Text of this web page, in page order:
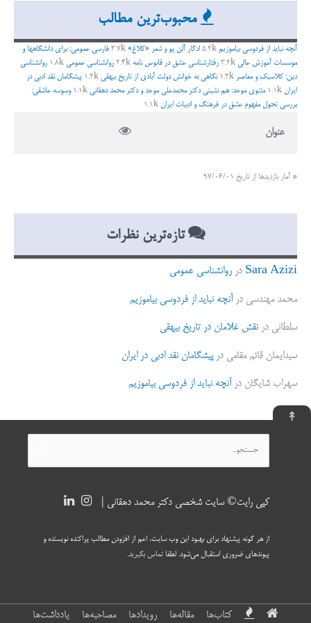
ب
ر
ا
محبوب‌ترین مطالب
آنچه نباید از فردوسی بیاموزیم ادگار آلن پو و شعر «کلاغ»
فارسی عمومی: برای دانشگاهها و
موسسات آموزش عالی
رفتارشناسی عشق در قابوس نامه روانشناسی عمومی
روانشناسی
دین: کلاسیک و معاصر
نگاهی به خوانش دولت آبادی از تاریخ بیهقی
پیشگامان نقد ادبی در
ایران
مثنوی موحد: هم نشینی دکتر محمدعلی موحد و دکتر محمد دهقانی
وسوسه عاشقی:
بررسی تحول مفهوم عشق در فرهنگ و ادبیات ایران
عنوان
* آمار بازدیدها از تاریخ 97/06/01
تازه‌ترین نظرات
Sara Azizi در روانشناسی عمومی
محمد مهندسی در آنچه نباید از فردوسی بیاموزیم
سلطانی در نقش غلامان در تاریخ بیهقی
سیدایمان قائم مقامی درپیشگامان نقد ادبی در ایران
سهراب شایگان در آنچه نباید از فردوسی بیاموزیم
برای:
↟
کپی رایت© سایت شخصی دکتر محمد دهقانی |
از هر گونه پیشنهاد برای بهبود این وب سایت، اعم از افزودن مطالب پراکنده نویسنده و
پیوندهای ضروری استقبال می‌شود. لطفاتماس بگیرید.
کتاب‌ها مقاله‌ها رویدادها مصاحبه‌ها یادداشت‌ها